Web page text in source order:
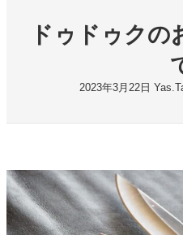
ドゥドゥクの
2023年3月22日